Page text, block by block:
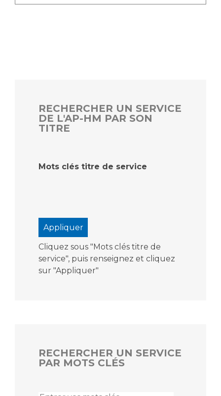
RECHERCHER UN SERVICE
DE L'AP-HM PAR SON
TITRE
Mots clés titre de service
Cliquez sous "Mots clés titre de
service", puis renseignez et cliquez
sur "Appliquer"
RECHERCHER UN SERVICE
PAR MOTS CLÉS